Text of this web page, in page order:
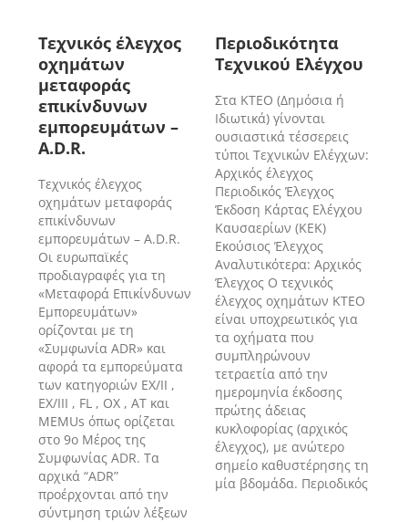
Τεχνικός έλεγχος
οχημάτων
μεταφοράς
επικίνδυνων
εμπορευμάτων –
A.D.R.
Τεχνικός έλεγχος
οχημάτων μεταφοράς
επικίνδυνων
εμπορευμάτων – A.D.R.
Οι ευρωπαϊκές
προδιαγραφές για τη
«Μεταφορά Επικίνδυνων
Εμπορευμάτων»
ορίζονται με τη
«Συμφωνία ADR» και
αφορά τα εμπορεύματα
των κατηγοριών EX/II ,
EX/III , FL , OX , AT και
MEMUs όπως ορίζεται
στο 9ο Μέρος της
Συμφωνίας ADR. Τα
αρχικά “ADR”
προέρχονται από την
σύντμηση τριών λέξεων
Περιοδικότητα
Τεχνικού Ελέγχου
Στα ΚΤΕΟ (Δημόσια ή
Ιδιωτικά) γίνονται
ουσιαστικά τέσσερεις
τύποι Τεχνικών Ελέγχων:
Αρχικός έλεγχος
Περιοδικός Έλεγχος
Έκδοση Κάρτας Ελέγχου
Καυσαερίων (ΚΕΚ)
Εκούσιος Έλεγχος
Αναλυτικότερα: Αρχικός
Έλεγχος O τεχνικός
έλεγχος οχημάτων ΚΤΕΟ
είναι υποχρεωτικός για
τα οχήματα που
συμπληρώνουν
τετραετία από την
ημερομηνία έκδοσης
πρώτης άδειας
κυκλοφορίας (αρχικός
έλεγχος), με ανώτερο
σημείο καθυστέρησης τη
μία βδομάδα. Περιοδικός